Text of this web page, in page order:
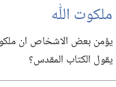
ملكوت اللّٰه
يؤمن بعض الاشخاص ان
يقول الكتاب المقدس؟‏